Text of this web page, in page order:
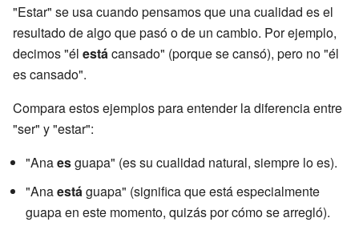
"Estar" se usa cuando pensamos que una cualidad es el
resultado de algo que pasó o de un cambio. Por ejemplo,
decimos "él está cansado" (porque se cansó), pero no "él
es cansado".
Compara estos ejemplos para entender la diferencia entre
"ser" y "estar":
"Anaesguapa" (es su cualidad natural, siempre lo es).
"Anaestá guapa" (significa que está especialmente
guapa en este momento, quizás por cómo se arregló).